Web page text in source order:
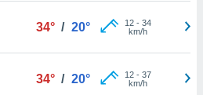
34° / 20° 12- 34
km/h
34° / 20° 12- 37
km/h